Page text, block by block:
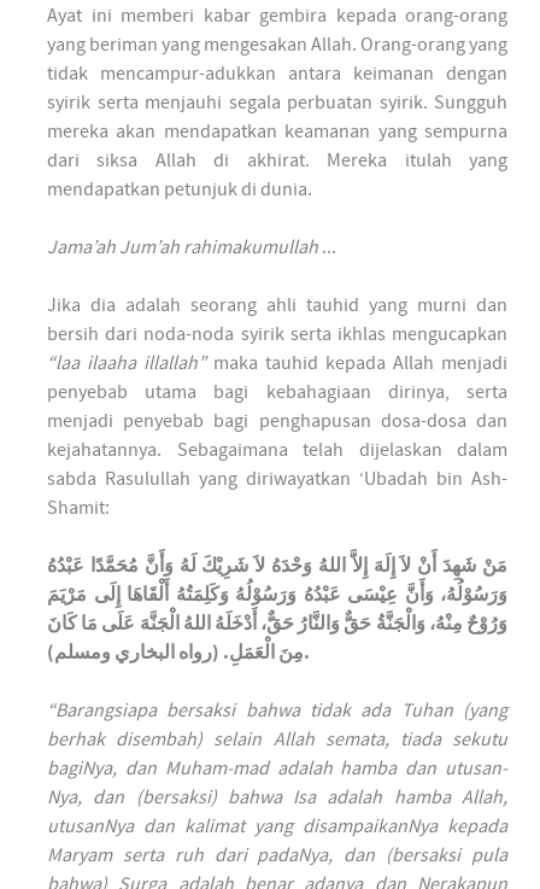
Ayat ini memberi kabar gembira kepada orang-orang
yang beriman yang mengesakan Allah. Orang-orang yang
tidak mencampur-adukkan antara keimanan dengan
syirik serta menjauhi segala perbuatan syirik. Sungguh
mereka akan mendapatkan keamanan yang sempurna
dari siksa Allah di akhirat. Mereka itulah yang
mendapatkan petunjuk di dunia.
Jama’ah Jum’ah rahimakumullah ...
Jika dia adalah seorang ahli tauhid yang murni dan
bersih dari noda-noda syirik serta ikhlas mengucapkan
“laa ilaaha illallah”maka tauhid kepada Allah menjadi
penyebab utama bagi kebahagiaan dirinya, serta
menjadi penyebab bagi penghapusan dosa-dosa dan
kejahatannya. Sebagaimana telah dijelaskan dalam
sabda Rasulullah yang diriwayatkan ‘Ubadah bin Ash-
Shamit:
مَنْ شَهِدَ أَنْ لاَ إِلَهَ إِلاَّ اللهُ وَحْدَهُ لاَ شَرِيْكَ لَهُ وَأَنَّ مُحَمَّدًا عَبْدُهُ
وَرَسُوْلُهُ، وَأَنَّ عِيْسَى عَبْدُهُ وَرَسُوْلُهُ وَكَلِمَتُهُ أَلْقَاهَا إِلَى مَرْيَمَ
وَرُوْحٌ مِنْهُ، وَالْجَنَّةُ حَقٌّ وَالنَّارُ حَقٌّ، أَدْخَلَهُ اللهُ الْجَنَّهَ عَلَى مَا كَانَ
مِنَ الْعَمَلِ. (رواه البخاري ومسلم).
“Barangsiapa bersaksi bahwa tidak ada Tuhan (yang
berhak disembah) selain Allah semata, tiada sekutu
bagiNya, dan Muham-mad adalah hamba dan utusan-
Nya, dan (bersaksi) bahwa Isa adalah hamba Allah,
utusanNya dan kalimat yang disampaikanNya kepada
Maryam serta ruh dari padaNya, dan (bersaksi pula
bahwa) Surga adalah benar adanya dan Nerakapun